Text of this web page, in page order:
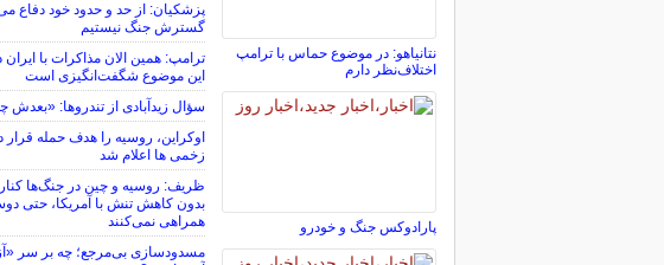
نتانیاهو: در موضوع حماس با ترامپ
اختلاف‌نظر دارم
پارادوکس جنگ و خودرو
پزشکیان: از حد و حدود خود دفاع
گسترش جنگ نیستیم
ترامپ: همین الان مذاکرات با
این موضوع شگفت‌انگیزی است
سؤال زیدآبادی از تندروها: «بعدش
اوکراین، روسیه را هدف حمله قرار
زخمی ها اعلام شد
ظریف: روسیه و چین در جنگ‌ها کنار
بدون کاهش تنش با آمریکا، حتی
همراهی نمی‌کنند
مسدودسازی بی‌مرجع؛ چه بر سر